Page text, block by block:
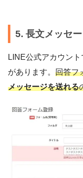
5. 長文メッセ
LINE公式アカウン
があります。 回答フ
メッセージを送れる